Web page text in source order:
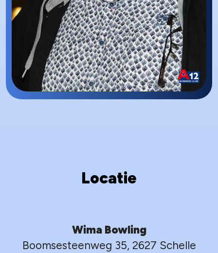
Locatie
Wima Bowling
Boomsesteenweg 35, 2627 Schelle